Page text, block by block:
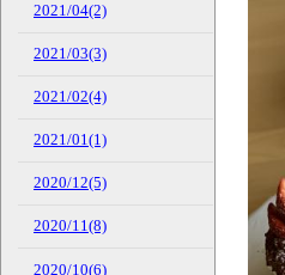
2021/04(2)
2021/03(3)
2021/02(4)
2021/01(1)
2020/12(5)
2020/11(8)
2020/10(6)